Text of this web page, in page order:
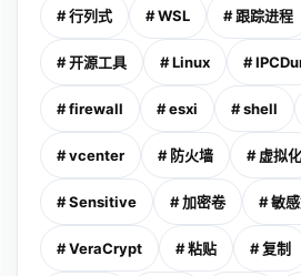
# 行列式 # WSL # 跟踪进程
# 开源工具 # Linux #
# firewall # esxi # shell
# vcenter # 防火墙 # 虚拟化
# Sensitive # 加密卷 # 敏
# VeraCrypt # 粘贴 # 复制